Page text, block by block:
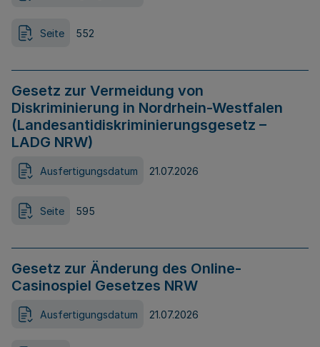
Seite 552
Gesetz zur Vermeidung von
Diskriminierung in Nordrhein-Westfalen
(Landesantidiskriminierungsgesetz –
LADG NRW)
Ausfertigungsdatum 21.07.2026
Seite 595
Gesetz zur Änderung des Online-
Casinospiel Gesetzes NRW
Ausfertigungsdatum 21.07.2026